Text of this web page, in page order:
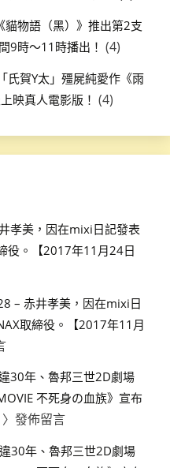
物語（黑）》推出第2支
9時～11時播出！ (4)
氏賀Y太」殭屍純愛作《雨
映真人電影版！ (4)
孝美，因在mixi日記發表
役。【2017年11月24日
– 赤井孝美，因在mixi日
取締役。【2017年11月
30年、魯邦三世2D劇場
不死身の血族》宣布
〉發佈留言
30年、魯邦三世2D劇場